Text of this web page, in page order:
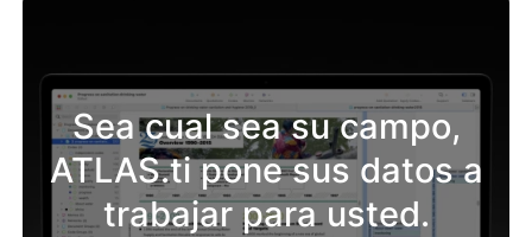
Sea cual sea su campo,
ATLAS.ti pone sus datos a
trabajar para usted.